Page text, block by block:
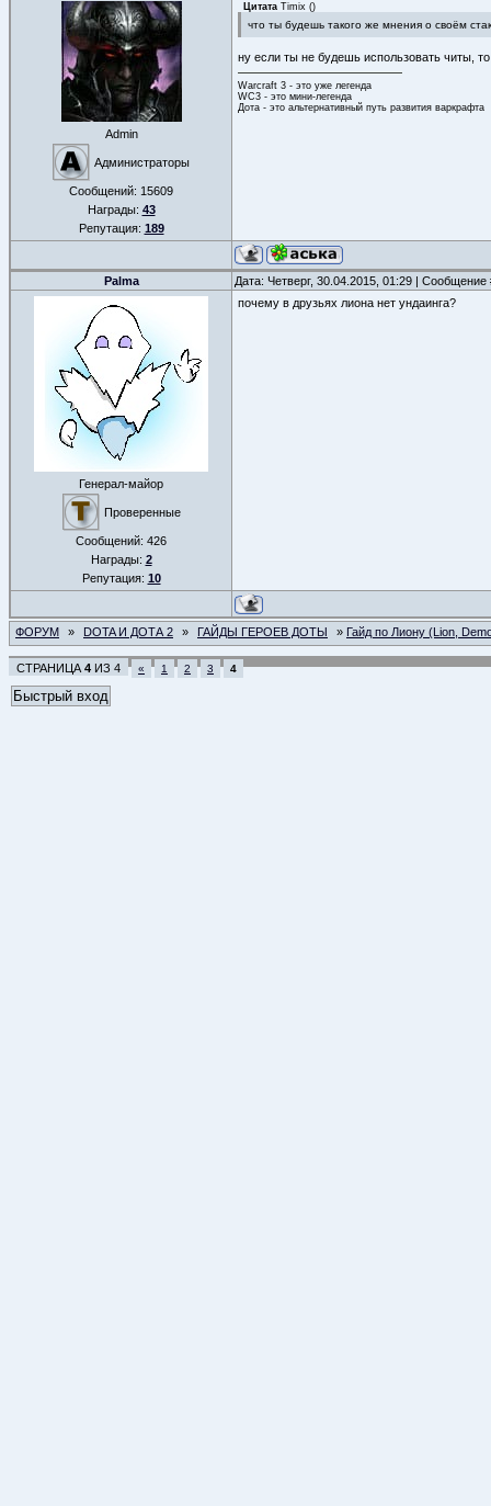
Admin
Администраторы
Сообщений: 15609
Награды: 43
Репутация: 189
Цитата Timix ()
что ты будешь такого же мнения о своём
ну если ты не будешь использовать читы,
Warcraft 3 - это уже легенда
WC3 - это мини-легенда
Дота - это альтернативный путь развития варкрафта
Palma Дата: Четверг, 30.04.2015, 01:29 |
Генерал-майор
Проверенные
Сообщений: 426
Награды: 2
Репутация: 10
почему в друзьях лиона нет ундаинга?
ФОРУМ » DOTA И ДОТА 2 » ГАЙДЫ ГЕРОЕВ ДОТЫ » Гайд по Лиону (Lion,
СТРАНИЦА 4 ИЗ 4 « 1 2 3 4